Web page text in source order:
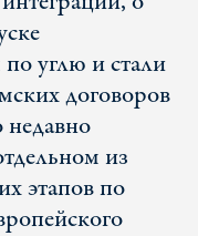
углю и стали
договоров
недавно
из
этапов по